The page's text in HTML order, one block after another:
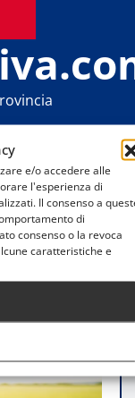
e/o accedere alle
l'esperienza di
Il consenso a
di
consenso o la revoca
caratteristiche e
ritorno del